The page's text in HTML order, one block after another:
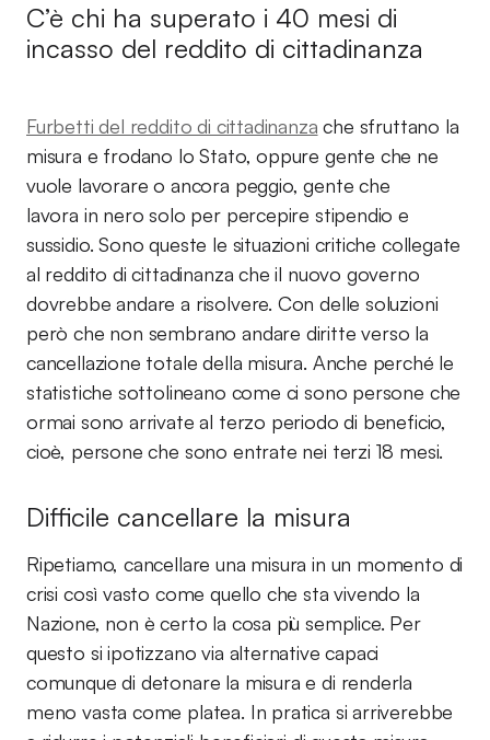
C’è chi ha superato i 40 mesi di
incasso del reddito di cittadinanza
Furbetti del reddito di cittadinanza che sfruttano la
misura e frodano lo Stato, oppure gente che ne
vuole lavorare o ancora peggio, gente che
lavora in nero solo per percepire stipendio e
sussidio. Sono queste le situazioni critiche collegate
al reddito di cittadinanza che il nuovo governo
dovrebbe andare a risolvere. Con delle soluzioni
però che non sembrano andare diritte verso la
cancellazione totale della misura. Anche perché le
statistiche sottolineano come ci sono persone che
ormai sono arrivate al terzo periodo di beneficio,
cioè, persone che sono entrate nei terzi 18 mesi.
Difficile cancellare la misura
Ripetiamo, cancellare una misura in un momento di
crisi così vasto come quello che sta vivendo la
Nazione, non è certo la cosa più semplice. Per
questo si ipotizzano via alternative capaci
comunque di detonare la misura e di renderla
meno vasta come platea. In pratica si arriverebbe